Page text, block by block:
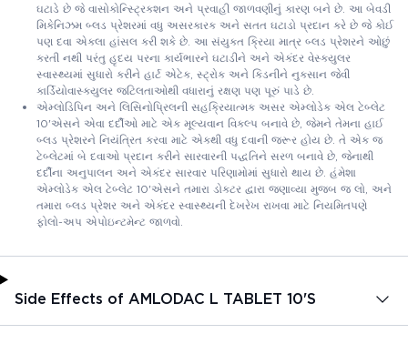
ઘટાડે છે જે વાસોકોન્સ્ટ્રિક્શન અને પ્રવાહી જાળવણીનું કારણ બને છે. આ બેવડી
મિકેનિઝમ બ્લડ પ્રેશરમાં વધુ અસરકારક અને સતત ઘટાડો પ્રદાન કરે છે જે કોઈ
પણ દવા એકલા હાંસલ કરી શકે છે. આ સંયુક્ત ક્રિયા માત્ર બ્લડ પ્રેશરને ઓછું
કરતી નથી પરંતુ હૃદય પરના કાર્યભારને ઘટાડીને અને એકંદર વેસ્ક્યુલર
સ્વાસ્થ્યમાં સુધારો કરીને હાર્ટ એટેક, સ્ટ્રોક અને કિડનીને નુકસાન જેવી
કાર્ડિયોવાસ્ક્યુલર જટિલતાઓથી વધારાનું રક્ષણ પણ પૂરું પાડે છે.
એમ્લોડિપિન અને લિસિનોપ્રિલની સહક્રિયાત્મક અસર એમ્લોડેક એલ ટેબ્લેટ
10'એસને એવા દર્દીઓ માટે એક મૂલ્યવાન વિકલ્પ બનાવે છે, જેમને તેમના હાઈ
બ્લડ પ્રેશરને નિયંત્રિત કરવા માટે એકથી વધુ દવાની જરૂર હોય છે. તે એક જ
ટેબ્લેટમાં બે દવાઓ પ્રદાન કરીને સારવારની પદ્ધતિને સરળ બનાવે છે, જેનાથી
દર્દીના અનુપાલન અને એકંદર સારવાર પરિણામોમાં સુધારો થાય છે. હંમેશા
એમ્લોડેક એલ ટેબ્લેટ 10'એસને તમારા ડોક્ટર દ્વારા જણાવ્યા મુજબ જ લો, અને
તમારા બ્લડ પ્રેશર અને એકંદર સ્વાસ્થ્યની દેખરેખ રાખવા માટે નિયમિતપણે
ફોલો-અપ એપોઇન્ટમેન્ટ જાળવો.
Side Effects of AMLODAC L TABLET 10'S